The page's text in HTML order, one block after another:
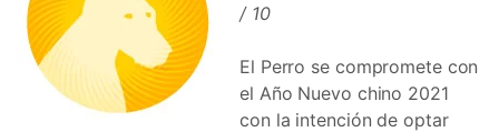
/ 10
El Perro se compromete con
el Año Nuevo chino 2021
con la intención de optar